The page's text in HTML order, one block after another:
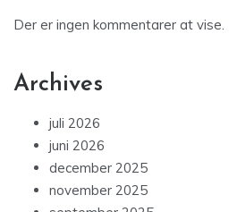
Der er ingen kommentarer at vise.
Archives
juli 2026
juni 2026
december 2025
november 2025